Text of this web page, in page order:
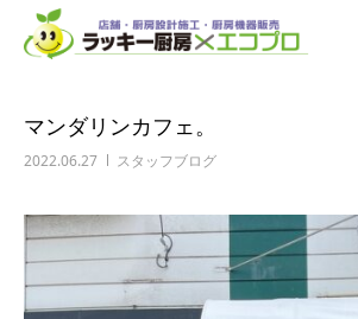
マンダリンカフェ。
2022.06.27 スタッフブログ